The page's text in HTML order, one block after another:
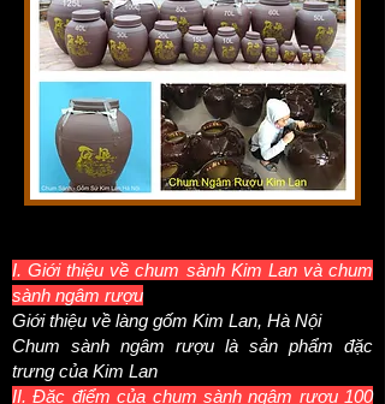
I. Giới thiệu về chum sành Kim Lan và chum
sành ngâm rượu
Giới thiệu về làng gốm Kim Lan, Hà Nội
Chum sành ngâm rượu là sản phẩm đặc
trưng của Kim Lan
II. Đặc điểm của chum sành ngâm rượu 100